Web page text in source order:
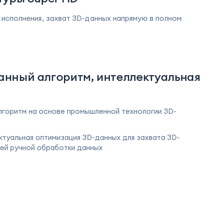
захват 3D-данных напрямую в полном
алгоритм, интеллектуальная
на основе промышленной технологии 3D-
оптимизация 3D-данных для захвата 3D-
ручной обработки данных